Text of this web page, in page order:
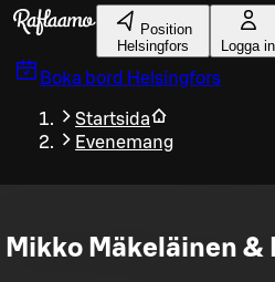
Gå till huvudinnehållet
Position
Helsingfors
Logga in
Boka bord Helsingfors
Startsida
Evenemang
Mikko Mäkeläinen &